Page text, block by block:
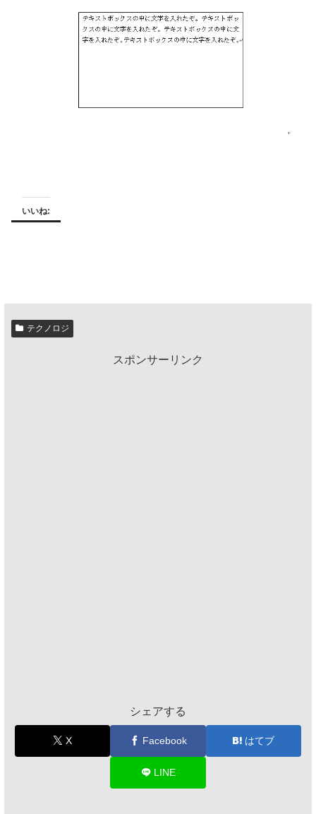
いいね:
テクノロジ
スポンサーリンク
シェアする
X Facebook はてブ
LINE